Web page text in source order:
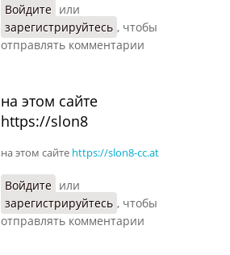
Войдите или
зарегистрируйтесь , чтобы
отправлять комментарии
на этом сайте
https://slon8
на этом сайте https://slon8-cc.at
Войдите или
зарегистрируйтесь , чтобы
отправлять комментарии